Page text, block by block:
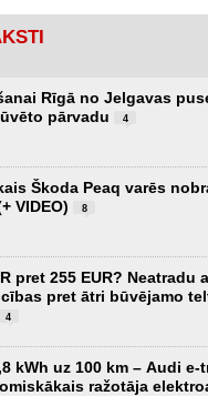
Rīgā no Jelgavas
pārvadu
4
Škoda Peaq varēs
VIDEO)
8
pret 255 EUR? Neatradu
pret ātri būvējamo
4
kWh uz 100 km – Audi e-
ražotāja